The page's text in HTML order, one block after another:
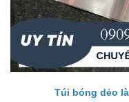
Túi bóng dẻo